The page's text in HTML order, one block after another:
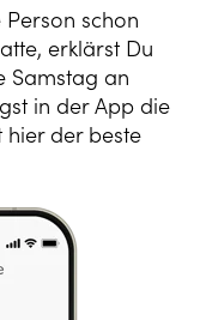
schon
erklärst Du
Samstag an
in der App die
hier der beste